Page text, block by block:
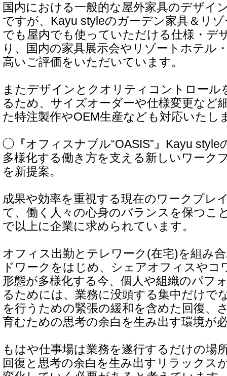
国内における一般的な屋外家具のデザイ
ですが、Kayu styleのガーデン家具＆リ
でも屋内でも使っていただける仕様・デ
り、国内の家具展示会やリゾートホテル
高いご評価をいただいています。
またデザインとクオリティコントロール
るため、サイズオーダーや仕様変更など
た特注製作やOEM生産なども対応いたし
◯『オフィスナブル“OASIS”』Kayu style
多様化する働き方を支える新しいワーク
を新提案。
成果や効率を重視する現在のワークプレ
て、働く人々の心身のバランスを保つこ
で以上に企業に求められています。
オフィス出勤とテレワーク(在宅)を組み
ドワークをはじめ、シェアオフィスやコ
形態が多様化する今、個人や組織のパフ
るためには、業務に没頭する集中だけで
を行うための緊張の緩和を含めた回復、
育むための思考の余白を生み出す環境が
もはや仕事場は業務を遂行するだけの場
回復と思考の余白を生み出すリラックス